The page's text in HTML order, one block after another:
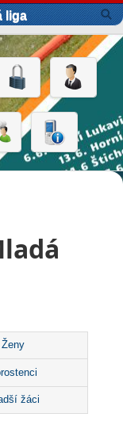
liga
Ženy
žáci